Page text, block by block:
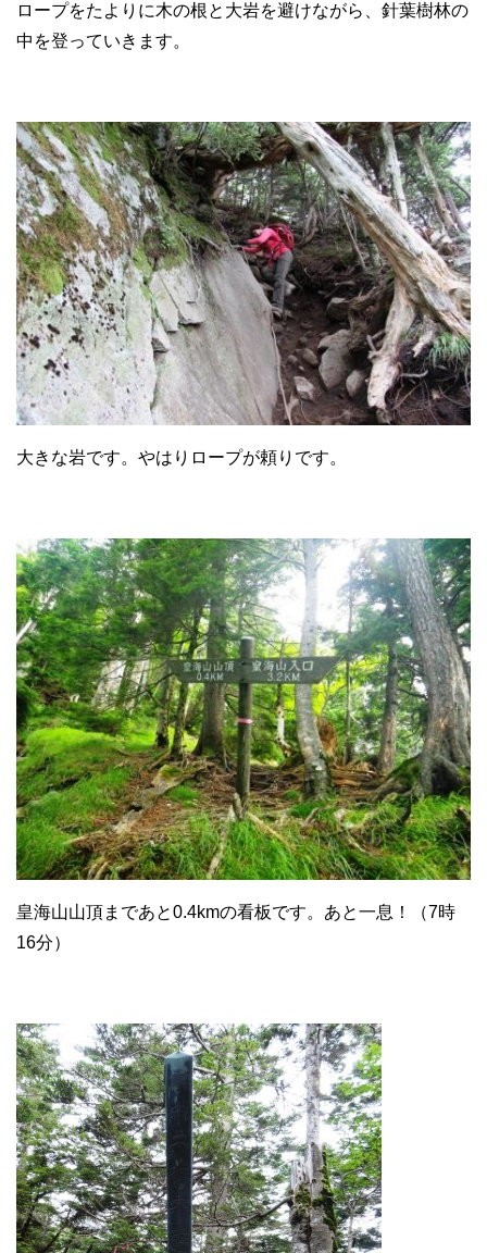
ロープをたよりに木の根と大岩を避けながら、針葉樹林の
中を登っていきます。
大きな岩です。やはりロープが頼りです。
皇海山山頂まであと0.4kmの看板です。あと一息！（7時
16分）